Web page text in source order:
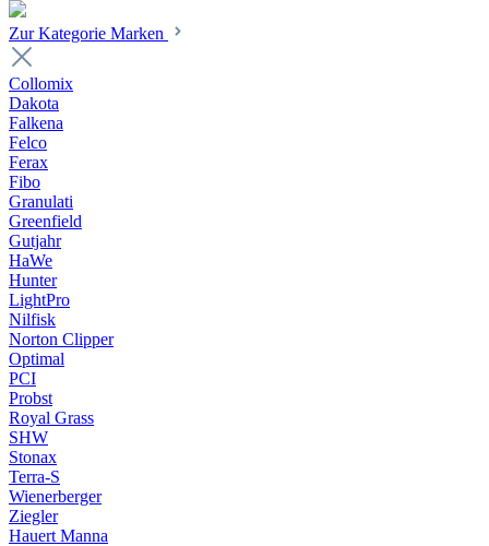
Zur Kategorie Marken
Collomix
Dakota
Falkena
Felco
Ferax
Fibo
Granulati
Greenfield
Gutjahr
HaWe
Hunter
LightPro
Nilfisk
Norton Clipper
Optimal
PCI
Probst
Royal Grass
SHW
Stonax
Terra-S
Wienerberger
Ziegler
Hauert Manna